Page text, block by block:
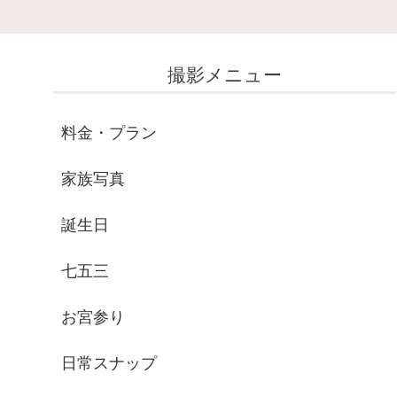
撮影メニュー
料金・プラン
家族写真
誕生日
七五三
お宮参り
日常スナップ